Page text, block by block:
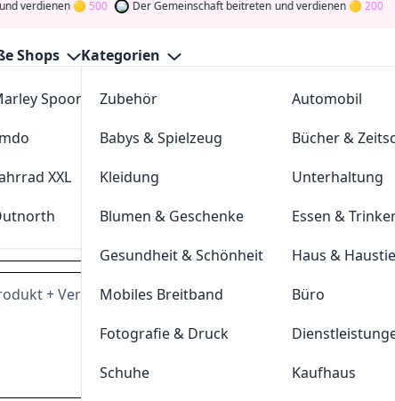
500 Der Gemeinschaft beitreten und verdienen 200
Shops
Spoon
sportdeal24
XXL
Parkettkaiser
Kategorien
Zubehör
Automobil
Babys & Spielzeug
Bücher &
Kleidung
Unterhaltung
Blumen & Geschenke
Essen &
Gesundheit & Schönheit
Haus &
Mobiles Breitband
Büro
Fotografie & Druck
Schuhe
Kaufhaus
Gutscheine August 2026
für die bestenWaschbär -Angebote im
und verdienen Sie Tokens, indem Sie durch Abstimmen,
Sie den Glückskleeund gewinnen Sie Geld
waschbaer.de
+ Versandkostenfreiheit
Hast du